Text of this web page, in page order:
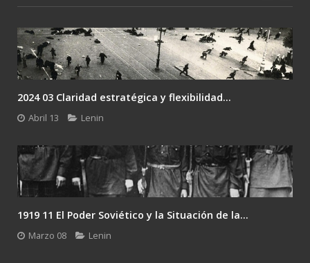
2024 03 Claridad estratégica y flexibilidad...
Abril 13 Lenin
1919 11 El Poder Soviético y la Situación de la...
Marzo 08 Lenin